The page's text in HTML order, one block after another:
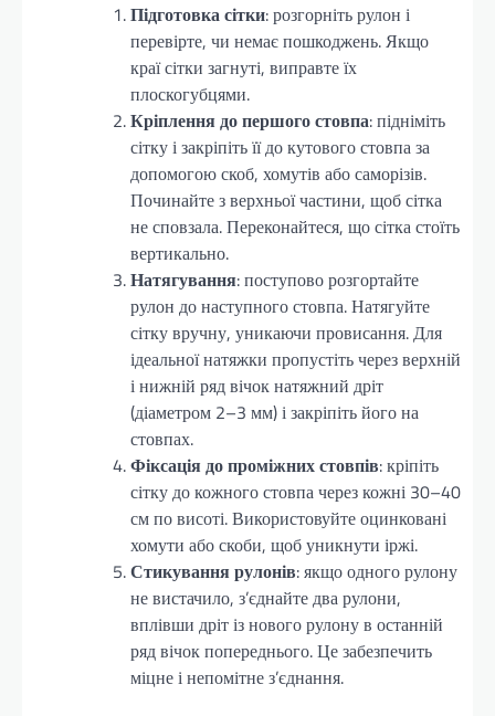
Підготовка сітки: розгорніть рулон і
перевірте, чи немає пошкоджень. Якщо
краї сітки загнуті, виправте їх
плоскогубцями.
Кріплення до першого стовпа: підніміть
сітку і закріпіть її до кутового стовпа за
допомогою скоб, хомутів або саморізів.
Починайте з верхньої частини, щоб сітка
не сповзала. Переконайтеся, що сітка стоїть
вертикально.
Натягування: поступово розгортайте
рулон до наступного стовпа. Натягуйте
сітку вручну, уникаючи провисання. Для
ідеальної натяжки пропустіть через верхній
і нижній ряд вічок натяжний дріт
(діаметром 2–3 мм) і закріпіть його на
стовпах.
Фіксація до проміжних стовпів: кріпіть
сітку до кожного стовпа через кожні 30–40
см по висоті. Використовуйте оцинковані
хомути або скоби, щоб уникнути іржі.
Стикування рулонів: якщо одного рулону
не вистачило, з’єднайте два рулони,
вплівши дріт із нового рулону в останній
ряд вічок попереднього. Це забезпечить
міцне і непомітне з’єднання.